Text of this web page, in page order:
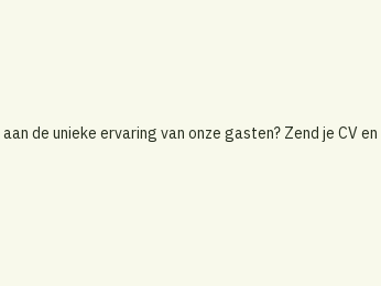
de unieke ervaring van onze gasten? Zend je CV en